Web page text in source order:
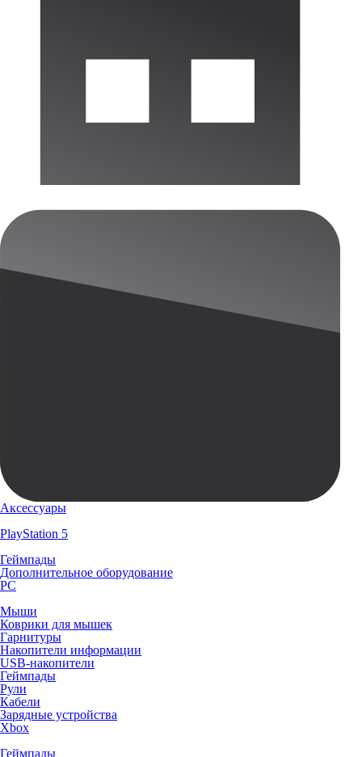
Аксессуары
PlayStation 5
Геймпады
Дополнительное оборудование
PC
Мыши
Коврики для мышек
Гарнитуры
Накопители информации
USB-накопители
Геймпады
Рули
Кабели
Зарядные устройства
Xbox
Геймпады